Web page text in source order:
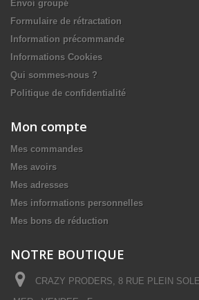
Envoi groupé
Formulaire de rétractation
Information précommande
Informations Cookies
Qui sommes-nous ?
Politique de confidentialité
Mon compte
Mes commandes
Mes avoirs
Mes adresses
Mes informations personnelles
Mes bons de réduction
NOTRE BOUTIQUE
CRAZY PRODERS, 8 RUE PLEIN